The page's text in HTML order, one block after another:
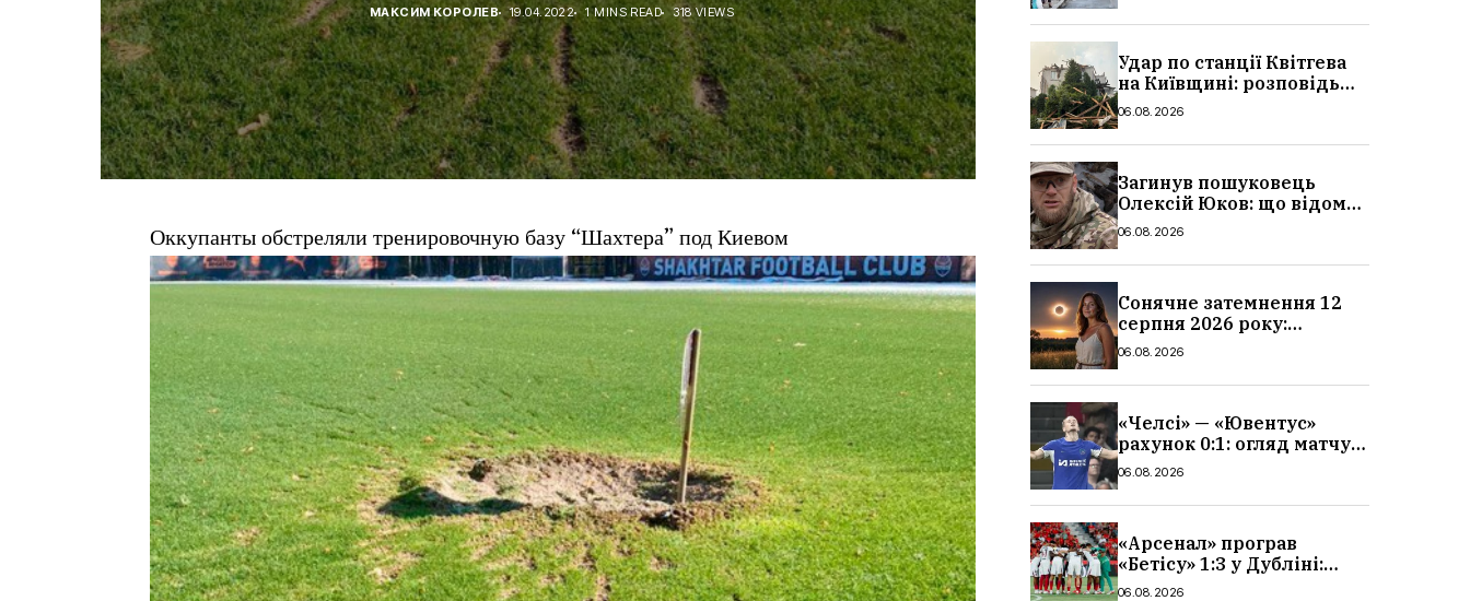
МАКСИМ КОРОЛЕВ 19.04.2022 1 MINS READ 318 VIEWS
Оккупанты обстреляли тренировочную базу “Шахтера” под Киевом
Удар по станції Квітгева
на Київщині: розповідь
очевидців, як вісім людей
сталося
06.08.2026
Загинув пошуковець
Олексій Юков: що відомо
про його роботу, хто він
06.08.2026
Сонячне затемнення 12
серпня 2026 року:
гороскоп, кому із знаків
06.08.2026
«Челсі» — «Ювентус»
рахунок 0:1: огляд матчу
та вихід Мудрика
06.08.2026
«Арсенал» програв
«Бетісу» 1:3 у Дубліні:
огляд матчу та всі голи
06.08.2026